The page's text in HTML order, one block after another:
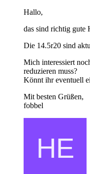
Hallo,
das sind richtig gute
Die 14.5r20 sind
Mich interessiert
reduzieren muss?
Könnt ihr eventuell
Mit besten Grüßen,
fobbel